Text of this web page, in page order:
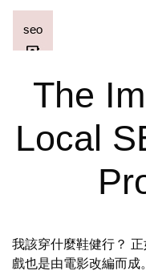
The
Local
我該穿什麼鞋健行？
戲也是由電影改編而成